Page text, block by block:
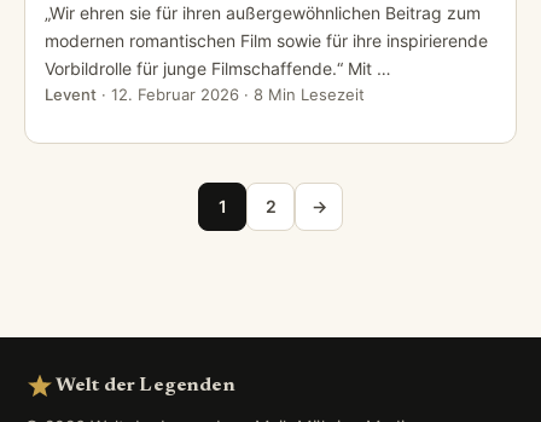
„Wir ehren sie für ihren außergewöhnlichen Beitrag zum
modernen romantischen Film sowie für ihre inspirierende
Vorbildrolle für junge Filmschaffende.“ Mit …
Levent · 12. Februar 2026 · 8 Min Lesezeit
Seitennummerierung der Beiträge
1 2 →
Welt der Legenden